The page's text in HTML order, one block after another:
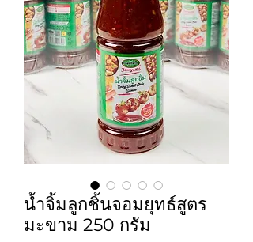
น้ำจิ้มลูกชิ้นจอมยุทธ์สูตร
มะขาม 250 กรัม